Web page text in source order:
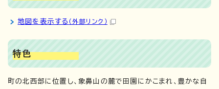
地図を表示する （外部リンク）
特色
町の北西部に位置し、象鼻山の麓で田園にかこまれ、豊かな自